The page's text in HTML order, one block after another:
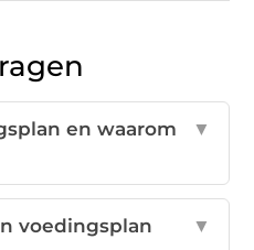
en waarom
▼
voedingsplan
▼